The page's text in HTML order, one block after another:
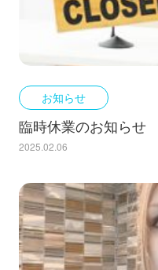
お知らせ
臨時休業のお知らせ
2025.02.06